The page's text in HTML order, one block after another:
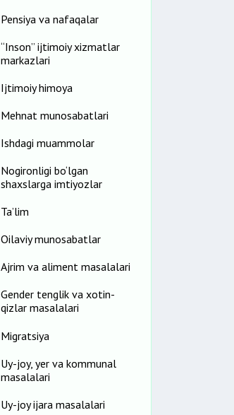
Pensiya va nafaqalar
“Inson” ijtimoiy xizmatlar
markazlari
Ijtimoiy himoya
Mehnat munosabatlari
Ishdagi muammolar
Nogironligi bo‘lgan
shaxslarga imtiyozlar
Ta’lim
Oilaviy munosabatlar
Ajrim va aliment masalalari
Gender tenglik va xotin-
qizlar masalalari
Migratsiya
Uy-joy, yer va kommunal
masalalari
Uy-joy ijara masalalari